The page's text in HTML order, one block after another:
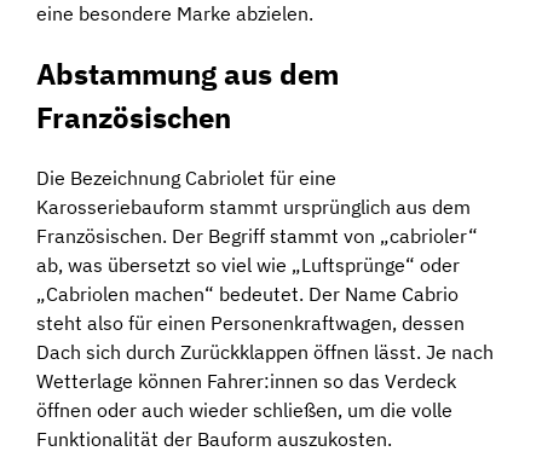
eine besondere Marke abzielen.
Abstammung aus dem
Französischen
Die Bezeichnung Cabriolet für eine
Karosseriebauform stammt ursprünglich aus dem
Französischen. Der Begriff stammt von „cabrioler“
ab, was übersetzt so viel wie „Luftsprünge“ oder
„Cabriolen machen“ bedeutet. Der Name Cabrio
steht also für einen Personenkraftwagen, dessen
Dach sich durch Zurückklappen öffnen lässt. Je nach
Wetterlage können Fahrer:innen so das Verdeck
öffnen oder auch wieder schließen, um die volle
Funktionalität der Bauform auszukosten.